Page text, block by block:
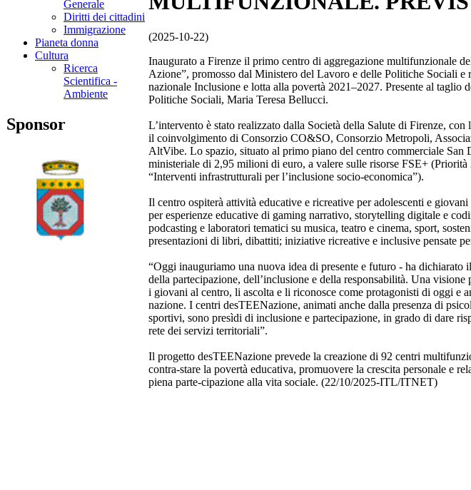
Generale
Diritti dei cittadini
Immigrazione
Pianeta donna
Cultura
Ricerca
Scientifica -
Ambiente
Sponsor
(2025-10-22)
Inaugurato a Firenze il primo centro di aggregazione multifunzionale
Azione”, promosso dal Ministero del Lavoro e delle Politiche Sociali e
nazionale Inclusione e lotta alla povertà 2021–2027. Presente al
Politiche Sociali, Maria Teresa Bellucci.
L’intervento è stato realizzato dalla Società della Salute di Firenze,
il coinvolgimento di Consorzio CO&SO, Consorzio Metropoli,
AltVibe. Lo spazio, situato al primo piano del centro commerciale San
ministeriale di 2,95 milioni di euro, a valere sulle risorse FSE+
“Interventi infrastrutturali per l’inclusione socio-economica”).
Il centro ospiterà attività educative e ricreative per adolescenti e
per esperienze educative di gaming narrativo, storytelling digitale e
podcasting e laboratori tematici su musica, teatro e cinema, sport,
presentazioni di libri, dibattiti; iniziative ricreative e inclusive pensate
“Oggi inauguriamo una nuova idea di presente e futuro - ha
della partecipazione, dell’inclusione e della responsabilità. Una
i giovani al centro, li ascolta e li riconosce come protagonisti di oggi e
nazione. I centri desTEENazione, animati anche dalla presenza di
sportivi, sono presìdi di inclusione e partecipazione, in grado di dare
rete dei servizi territoriali”.
Il progetto desTEENazione prevede la creazione di 92 centri
contra-stare la povertà educativa, promuovere la crescita personale e
piena parte-cipazione alla vita sociale. (22/10/2025-ITL/ITNET)